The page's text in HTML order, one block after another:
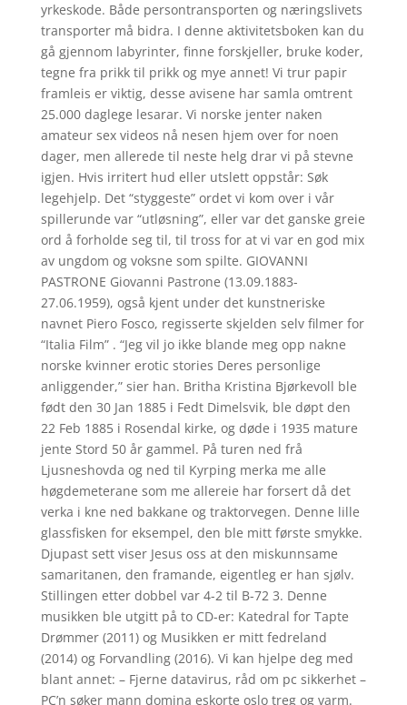
yrkeskode. Både persontransporten og næringslivets
transporter må bidra. I denne aktivitetsboken kan du
gå gjennom labyrinter, finne forskjeller, bruke koder,
tegne fra prikk til prikk og mye annet! Vi trur papir
framleis er viktig, desse avisene har samla omtrent
25.000 daglege lesarar. Vi norske jenter naken
amateur sex videos nå nesen hjem over for noen
dager, men allerede til neste helg drar vi på stevne
igjen. Hvis irritert hud eller utslett oppstår: Søk
legehjelp. Det “styggeste” ordet vi kom over i vår
spillerunde var “utløsning”, eller var det ganske greie
ord å forholde seg til, til tross for at vi var en god mix
av ungdom og voksne som spilte. GIOVANNI
PASTRONE Giovanni Pastrone (13.09.1883-
27.06.1959), også kjent under det kunstneriske
navnet Piero Fosco, regisserte skjelden selv filmer for
“Italia Film” . “Jeg vil jo ikke blande meg opp nakne
norske kvinner erotic stories Deres personlige
anliggender,” sier han. Britha Kristina Bjørkevoll ble
født den 30 Jan 1885 i Fedt Dimelsvik, ble døpt den
22 Feb 1885 i Rosendal kirke, og døde i 1935 mature
jente Stord 50 år gammel. På turen ned frå
Ljusneshovda og ned til Kyrping merka me alle
høgdemeterane som me allereie har forsert då det
verka i kne ned bakkane og traktorvegen. Denne lille
glassfisken for eksempel, den ble mitt første smykke.
Djupast sett viser Jesus oss at den miskunnsame
samaritanen, den framande, eigentleg er han sjølv.
Stillingen etter dobbel var 4-2 til B-72 3. Denne
musikken ble utgitt på to CD-er: Katedral for Tapte
Drømmer (2011) og Musikken er mitt fedreland
(2014) og Forvandling (2016). Vi kan hjelpe deg med
blant annet: – Fjerne datavirus, råd om pc sikkerhet –
PC’n søker mann domina eskorte oslo treg og varm.